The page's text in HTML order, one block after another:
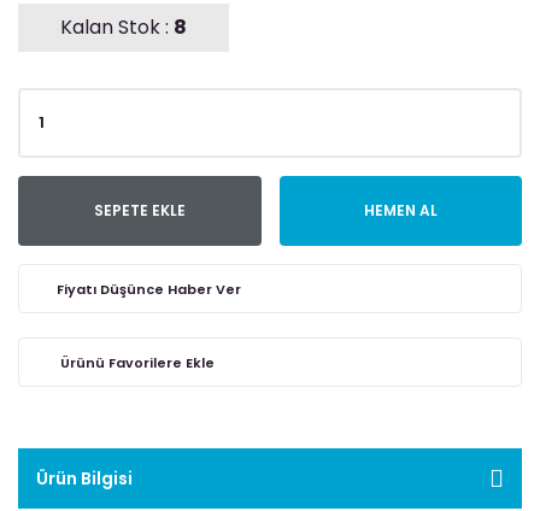
Kalan Stok : 8
SEPETE EKLE HEMEN AL
Fiyatı Düşünce Haber Ver
Ürün Bilgisi